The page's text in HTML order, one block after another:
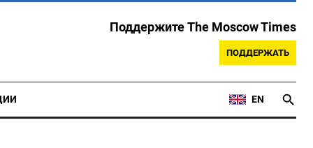
Поддержите The Moscow Times
ПОДДЕРЖАТЬ
EN